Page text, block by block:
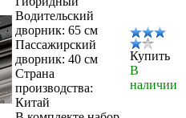
Водительский
дворник: 65 см
Пассажирский
дворник: 40 см
Страна
производства:
Китай
Купить
В
наличии